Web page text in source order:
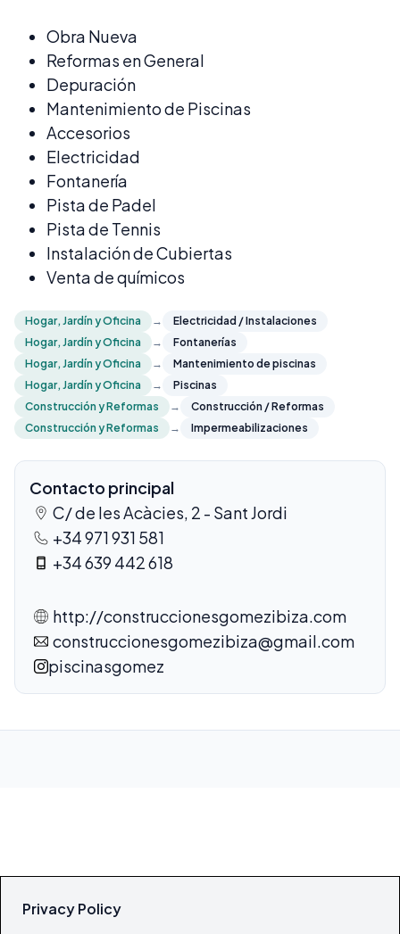
Privacy Policy
Obra Nueva
Reformas en General
Depuración
Mantenimiento de Piscinas
Accesorios
Electricidad
Fontanería
Pista de Padel
Pista de Tennis
Instalación de Cubiertas
Venta de químicos
Hogar, Jardín y Oficina →
Electricidad / Instalaciones
Hogar, Jardín y Oficina
→
Fontanerías
Hogar, Jardín y Oficina
→
Mantenimiento de piscinas
Hogar, Jardín y Oficina
→
Piscinas
Construcción y Reformas
→
Construcción / Reformas
Construcción y Reformas
→ Impermeabilizaciones
Contacto principal
C/ de les Acàcies, 2 - Sant Jordi
+34 971 931 581
+34 639 442 618
http://construccionesgomezibiza.com
construccionesgomezibiza@gmail.com
piscinasgomez